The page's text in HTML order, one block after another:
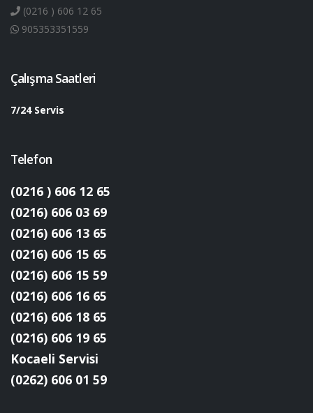
(0216 ) 606 12 65
905353351559
Çalışma Saatleri
7/24 Servis
Telefon
(0216 ) 606 12 65
(0216) 606 03 69
(0216) 606 13 65
(0216) 606 15 65
(0216) 606 15 59
(0216) 606 16 65
(0216) 606 18 65
(0216) 606 19 65
Kocaeli Servisi
(0262) 606 01 59